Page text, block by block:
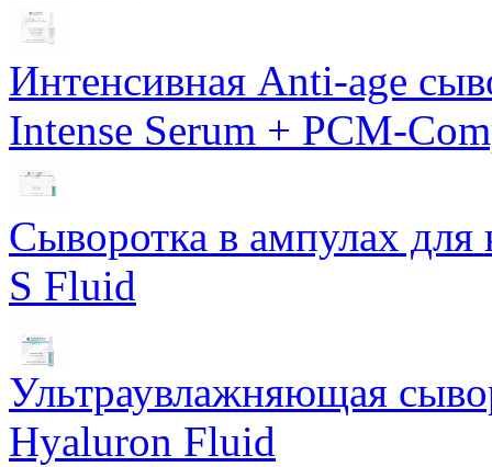
Интенсивная Anti-age
Intense Serum + PCM-
Сыворотка в ампулах для
S Fluid
Ультраувлажняющая
Hyaluron Fluid